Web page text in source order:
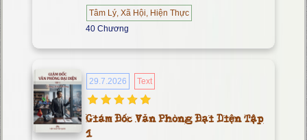
Tâm Lý, Xã Hội, Hiện Thực
40 Chương
29.7.2026 Text
Giám Đốc Văn Phòng Đại Diện Tập
1